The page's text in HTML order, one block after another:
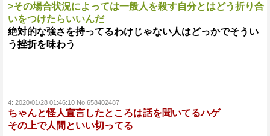
>その場合状況によっては一般人を殺す自分とはどう折り合
いをつけたらいいんだ
絶対的な強さを持ってるわけじゃない人はどっかでそうい
う挫折を味わう
4: 2020/01/28 01:46:10 No.658402487
ちゃんと怪人宣言したところは話を聞いてるハゲ
その上で人間といい切ってる